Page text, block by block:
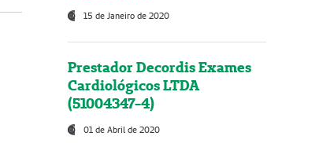
15 de Janeiro de 2020
Prestador Decordis Exames
Cardiológicos LTDA
(51004347-4)
01 de Abril de 2020